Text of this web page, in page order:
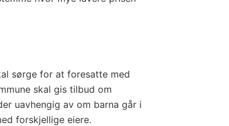
sørge for at foresatte med
skal gis tilbud om
uavhengig av om barna går i
forskjellige eiere.